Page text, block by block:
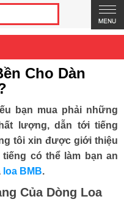
Cho Dàn
bạn mua phải những
lượng, dẫn tới tiếng
tôi xin được giới thiệu
có thể làm bạn an
loa BMB.
Của Dòng Loa